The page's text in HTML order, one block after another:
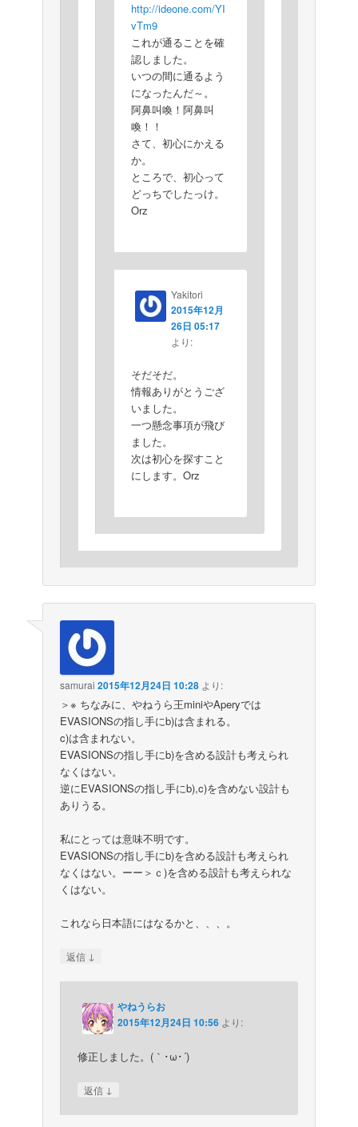
http://ideone.com/YI
vTm9
これが通ることを確
認しました。
いつの間に通るよう
になったんだ～。
阿鼻叫喚！阿鼻叫
喚！！
さて、初心にかえる
か。
ところで、初心って
どっちでしたっけ。
Orz
Yakitori
2015年12月
26日 05:17
より:
そだそだ。
情報ありがとうござ
いました。
一つ懸念事項が飛び
ました。
次は初心を探すこと
にします。Orz
samurai 2015年12月24日 10:28 より:
＞※ ちなみに、やねうら王miniやAperyでは
EVASIONSの指し手にb)は含まれる。
c)は含まれない。
EVASIONSの指し手にb)を含める設計も考えられ
なくはない。
逆にEVASIONSの指し手にb),c)を含めない設計も
ありうる。
私にとっては意味不明です。
EVASIONSの指し手にb)を含める設計も考えられ
なくはない。ーー＞ｃ)を含める設計も考えられな
くはない。
これなら日本語にはなるかと、、、。
返信 ↓
やねうらお
2015年12月24日 10:56 より:
修正しました。(｀･ω･´)ゞ
返信 ↓